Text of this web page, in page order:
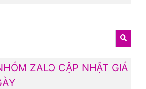
ZALO CẬP NHẬT GIÁ